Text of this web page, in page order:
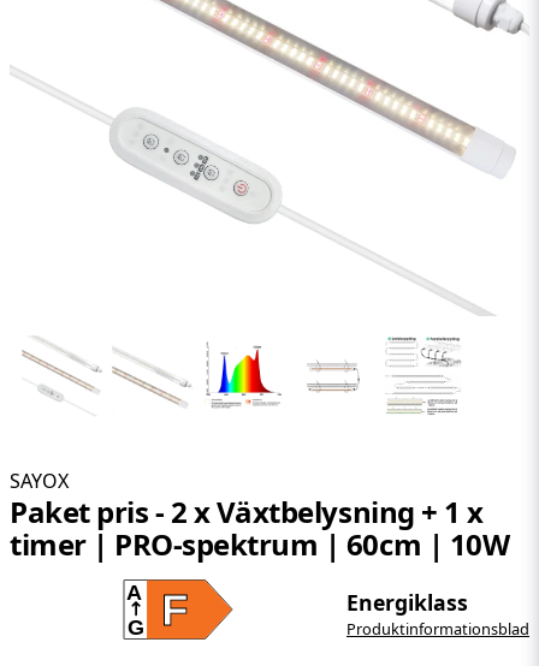
SAYOX
Paket pris - 2 x Växtbelysning + 1 x
timer | PRO-spektrum | 60cm | 10W
F
A
G
Energiklass
Produktinformationsblad